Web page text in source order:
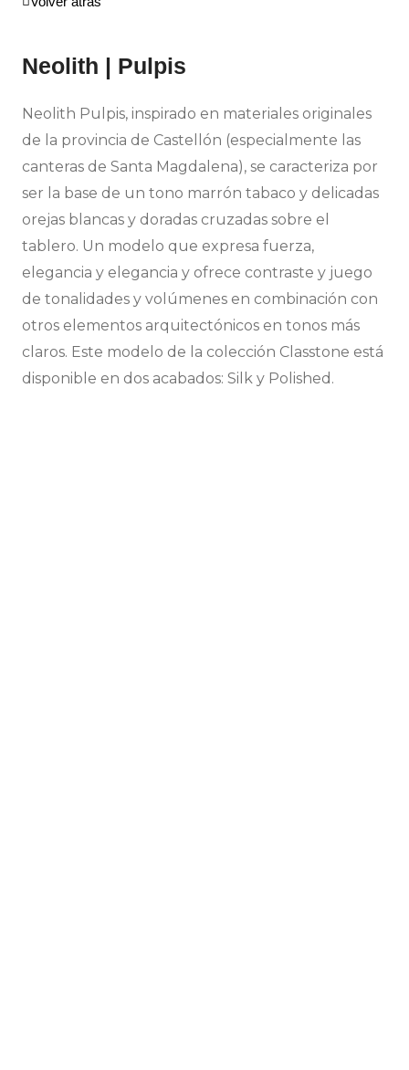
Neolith | Pulpis
Neolith Pulpis, inspirado en materiales originales
de la provincia de Castellón (especialmente las
canteras de Santa Magdalena), se caracteriza por
ser la base de un tono marrón tabaco y delicadas
orejas blancas y doradas cruzadas sobre el
tablero. Un modelo que expresa fuerza,
elegancia y elegancia y ofrece contraste y juego
de tonalidades y volúmenes en combinación con
otros elementos arquitectónicos en tonos más
claros. Este modelo de la colección Classtone está
disponible en dos acabados: Silk y Polished.